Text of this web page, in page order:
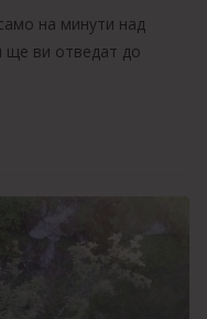
на минути над
ще ви отведат до